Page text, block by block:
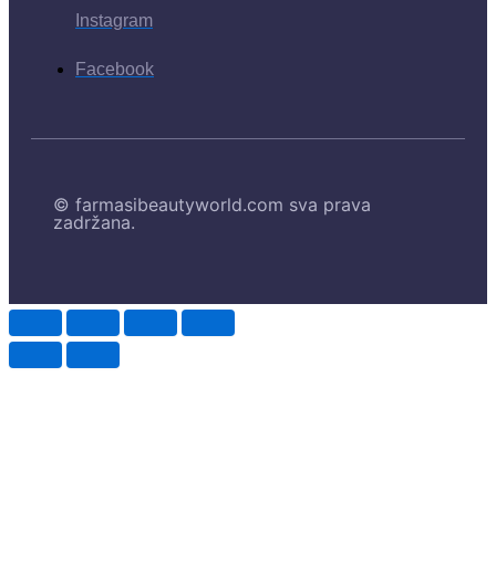
Instagram
Facebook
© farmasibeautyworld.com sva prava
zadržana.